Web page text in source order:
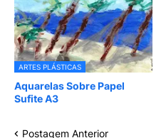
ARTES PLÁSTICAS
Aquarelas Sobre Papel
Sufite A3
Postagem Anterior